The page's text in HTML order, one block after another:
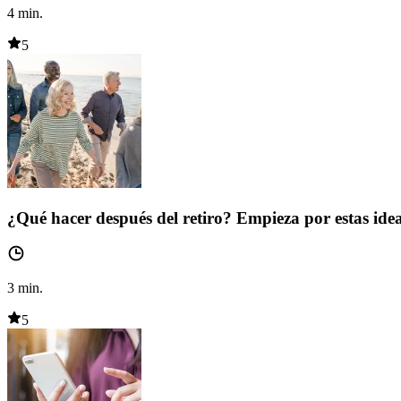
4 min.
5
¿Qué hacer después del retiro? Empieza por estas
3 min.
5